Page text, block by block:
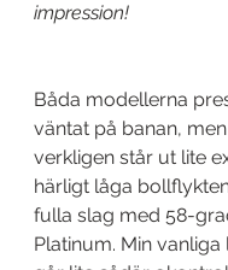
impression!
Båda modellerna
väntat på banan,
verkligen står ut lite
härligt låga
fulla slag med 58-
Platinum. Min